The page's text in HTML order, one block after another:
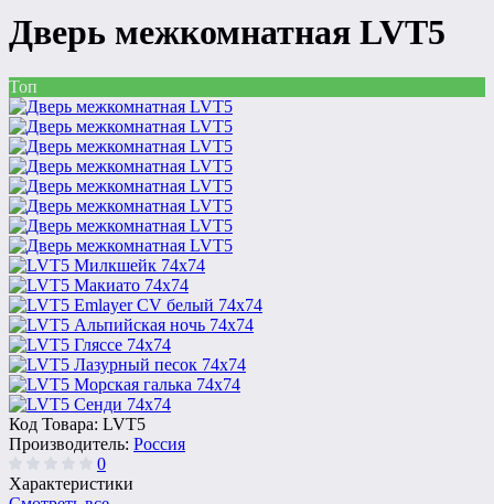
Дверь межкомнатная LVT5
Топ
Код Товара: LVT5
Производитель: Россия
0
Характеристики